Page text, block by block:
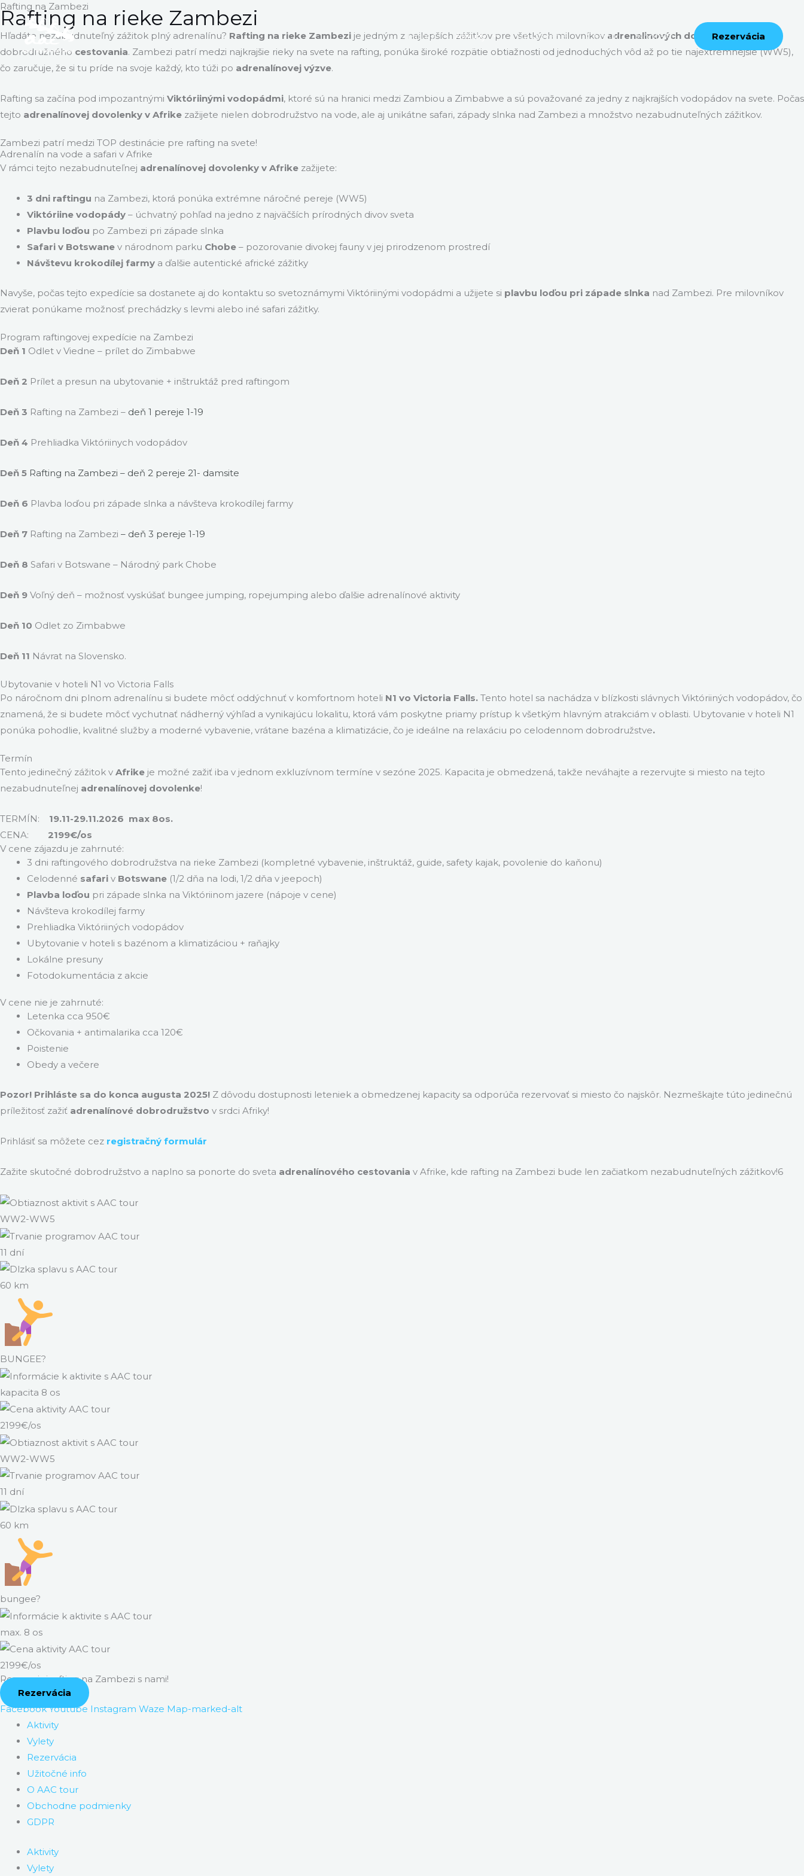
Preskočiť
na
obsah
Home Aktivity Ubytovanie Cenník Kontakt Rezervácia
Rafting na Zambezi
Rafting na rieke Zambezi
Hľadáte nezabudnuteľný zážitok plný adrenalínu? Rafting na rieke Zambezi je jedným z najlepších zážitkov pre všetkých milovníkov adrenalinových dovolenieka
dobrodružného cestovania. Zambezi patrí medzi najkrajšie rieky na svete na rafting, ponúka široké rozpätie obtiažnosti od jednoduchých vôd až po tie najextrémnejšie (WW5),
čo zaručuje, že si tu príde na svoje každý, kto túži po adrenalínovej výzve.
Rafting sa začína pod impozantnými Viktóriinými vodopádmi, ktoré sú na hranici medzi Zambiou a Zimbabwe a sú považované za jedny z najkrajších vodopádov na svete. Počas
tejto adrenalínovej dovolenky v Afrike zažijete nielen dobrodružstvo na vode, ale aj unikátne safari, západy slnka nad Zambezi a množstvo nezabudnuteľných zážitkov.
Zambezi patrí medzi TOP destinácie pre rafting na svete!
Adrenalín na vode a safari v Afrike
V rámci tejto nezabudnuteľnej adrenalínovej dovolenky v Afrike zažijete:
3 dni raftingu na Zambezi, ktorá ponúka extrémne náročné pereje (WW5)
Viktóriine vodopády – úchvatný pohľad na jedno z najväčších prírodných divov sveta
Plavbu loďou po Zambezi pri západe slnka
Safari v Botswane v národnom parku Chobe – pozorovanie divokej fauny v jej prirodzenom prostredí
Návštevu krokodílej farmy a ďalšie autentické africké zážitky
Navyše, počas tejto expedície sa dostanete aj do kontaktu so svetoznámymi Viktóriinými vodopádmi a užijete si plavbu loďou pri západe slnka nad Zambezi. Pre milovníkov
zvierat ponúkame možnosť prechádzky s levmi alebo iné safari zážitky.
Program raftingovej expedície na Zambezi
Deň 1 Odlet v Viedne – prílet do Zimbabwe
Deň 2 Prílet a presun na ubytovanie + inštruktáž pred raftingom
Deň 3 Rafting na Zambezi – deň 1 pereje 1-19
Deň 4 Prehliadka Viktóriinych vodopádov
Deň 5 Rafting na Zambezi – deň 2 pereje 21- damsite
Deň 6 Plavba loďou pri západe slnka a návšteva krokodílej farmy
Deň 7 Rafting na Zambezi – deň 3 pereje 1-19
Deň 8 Safari v Botswane – Národný park Chobe
Deň 9 Voľný deň – možnosť vyskúšať bungee jumping, ropejumping alebo ďalšie adrenalínové aktivity
Deň 10 Odlet zo Zimbabwe
Deň 11 Návrat na Slovensko.
Ubytovanie v hoteli N1 vo Victoria Falls
Po náročnom dni plnom adrenalínu si budete môcť oddýchnuť v komfortnom hoteli N1 vo Victoria Falls. Tento hotel sa nachádza v blízkosti slávnych Viktóriiných vodopádov, čo
znamená, že si budete môcť vychutnať nádherný výhľad a vynikajúcu lokalitu, ktorá vám poskytne priamy prístup k všetkým hlavným atrakciám v oblasti. Ubytovanie v hoteli N1
ponúka pohodlie, kvalitné služby a moderné vybavenie, vrátane bazéna a klimatizácie, čo je ideálne na relaxáciu po celodennom dobrodružstve.
Termín
Tento jedinečný zážitok v Afrike je možné zažiť iba v jednom exkluzívnom termíne v sezóne 2025. Kapacita je obmedzená, takže neváhajte a rezervujte si miesto na tejto
nezabudnuteľnej adrenalínovej dovolenke!
TERMÍN: 19.11-29.11.2026 max 8os.
CENA:
2199€/os
V cene zájazdu je zahrnuté:
3 dni raftingového dobrodružstva na rieke Zambezi (kompletné vybavenie, inštruktáž, guide, safety kajak, povolenie do kaňonu)
Celodenné safari v Botswane (1/2 dňa na lodi, 1/2 dňa v jeepoch)
Plavba loďou pri západe slnka na Viktóriinom jazere (nápoje v cene)
Návšteva krokodílej farmy
Prehliadka Viktóriiných vodopádov
Ubytovanie v hoteli s bazénom a klimatizáciou + raňajky
Lokálne presuny
Fotodokumentácia z akcie
V cene nie je zahrnuté:
Letenka cca 950€
Očkovania + antimalarika cca 120€
Poistenie
Obedy a večere
Pozor! Prihláste sa do konca augusta 2025! Z dôvodu dostupnosti leteniek a obmedzenej kapacity sa odporúča rezervovať si miesto čo najskôr. Nezmeškajte túto jedinečnú
príležitosť zažiť adrenalínové dobrodružstvo v srdci Afriky!
Prihlásiť sa môžete cez registračný formulár
Zažite skutočné dobrodružstvo a naplno sa ponorte do sveta adrenalínového cestovania v Afrike, kde rafting na Zambezi bude len začiatkom nezabudnuteľných zážitkov!6
WW2-WW5
11 dní
60 km
BUNGEE?
kapacita 8 os
2199€/os
WW2-WW5
11 dní
60 km
bungee?
max. 8 os
2199€/os
Rezervuj si rafting na Zambezi s nami!
Rezervácia
Facebook Youtube Instagram Waze Map-marked-alt
Aktivity
Vylety
Rezervácia
Užitočné info
O AAC tour
Obchodne podmienky
GDPR
Aktivity
Vylety